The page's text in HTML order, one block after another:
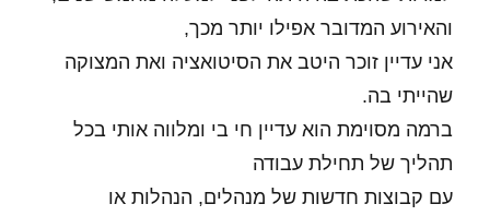
והאירוע המדובר אפילו יותר מכך,
אני עדיין זוכר היטב את הסיטואציה ואת המצוקה
שהייתי בה.
ברמה מסוימת הוא עדיין חי בי ומלווה אותי בכל
תהליך של תחילת עבודה
עם קבוצות חדשות של מנהלים, הנהלות או